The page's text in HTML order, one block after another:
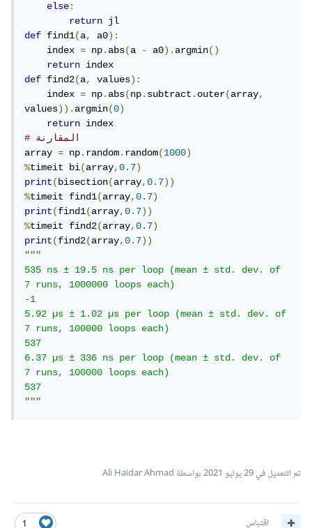
else:
return
def find1(a, a0):
    index
= np.abs(a - a0).argmin()
return
def find2(a, values):
    index
= np.abs(np.subtract.outer(array,
values)).argmin(0)
return
# المقارنة
array = np.random.random(1000)
%timeit bi(array,0.7)
print(bisection(array,0.7))
%timeit find1(array,0.7)
print(find1(array,0.7))
%timeit find2(array,0.7)
print(find2(array,0.7))
"""
535 ns ± 19.5 ns per loop (mean ± std. dev. of
7 runs, 1000000 loops each)
-1
5.92 µs ± 1.02 µs per loop (mean ± std. dev. of
7 runs, 100000 loops each)
537
6.37 µs ± 336 ns per loop (mean ± std. dev. of
7 runs, 100000 loops each)
537
"""
تم التعديل في29 يوليو 2021 بواسطة Ali Haidar Ahmad
1 اقتباس